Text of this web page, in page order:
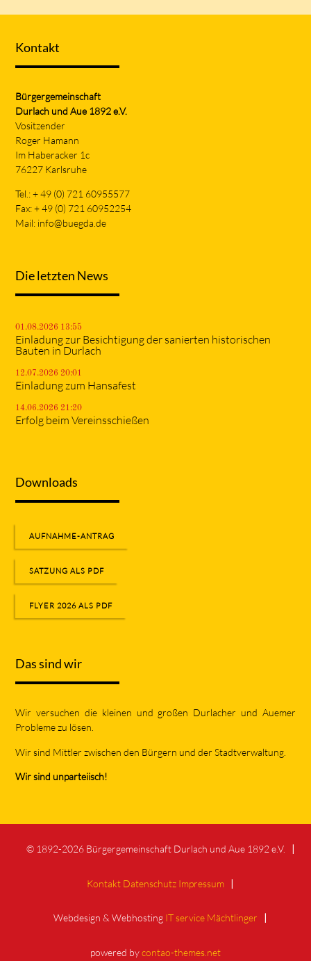
Kontakt
Bürgergemeinschaft
Durlach und Aue 1892 e.V.
Vositzender
Roger Hamann
Im Haberacker 1c
76227 Karlsruhe
Tel.: + 49 (0) 721 60955577
Fax: + 49 (0) 721 60952254
Mail: info@buegda.de
Die letzten News
01.08.2026 13:55
Einladung zur Besichtigung der sanierten historischen
Bauten in Durlach
12.07.2026 20:01
Einladung zum Hansafest
14.06.2026 21:20
Erfolg beim Vereinsschießen
Downloads
AUFNAHME-ANTRAG
SATZUNG ALS PDF
FLYER 2026 ALS PDF
Das sind wir
Wir versuchen die kleinen und großen Durlacher und Auemer
Probleme zu lösen.
Wir sind Mittler zwischen den Bürgern und der Stadtverwaltung.
Wir sind unparteiisch!
© 1892-2026 Bürgergemeinschaft Durlach und Aue 1892 e.V.
Kontakt Datenschutz Impressum
Webdesign & Webhosting IT service Mächtlinger
powered bycontao-themes.net